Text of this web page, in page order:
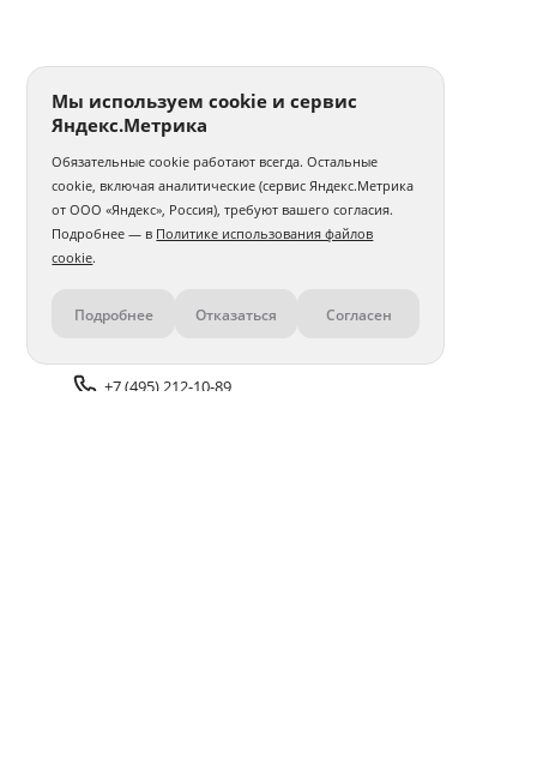
Контакты
+7 (495) 212-10-89
Мы используем cookie и сервис
Яндекс.Метрика
Обязательные cookie работают всегда. Остальные
cookie, включая аналитические (сервис Яндекс.Метрика
от ООО «Яндекс», Россия), требуют вашего согласия.
Подробнее — в Политике использования файлов
cookie.
Подробнее Отказаться Согласен